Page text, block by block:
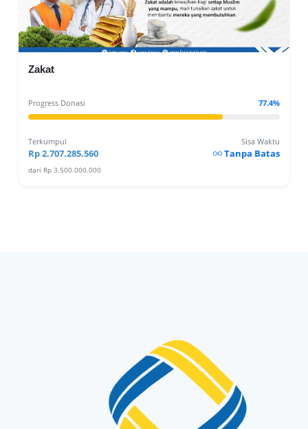
Zakat
Progress Donasi 77.4%
Terkumpul
Rp 2.707.285.560
dari Rp 3.500.000.000
Sisa Waktu
Tanpa Batas